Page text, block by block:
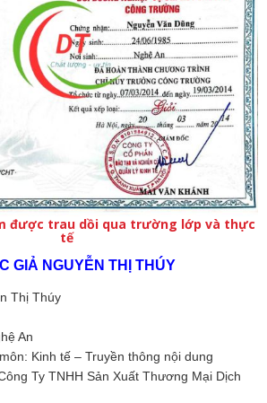
được trau dồi qua trường lớp và thực
tế
GIẢ NGUYỄN THỊ THÚY
Thị Thúy
An
Kinh tế – Truyền thông nội dung
Ty TNHH Sản Xuất Thương Mại Dịch